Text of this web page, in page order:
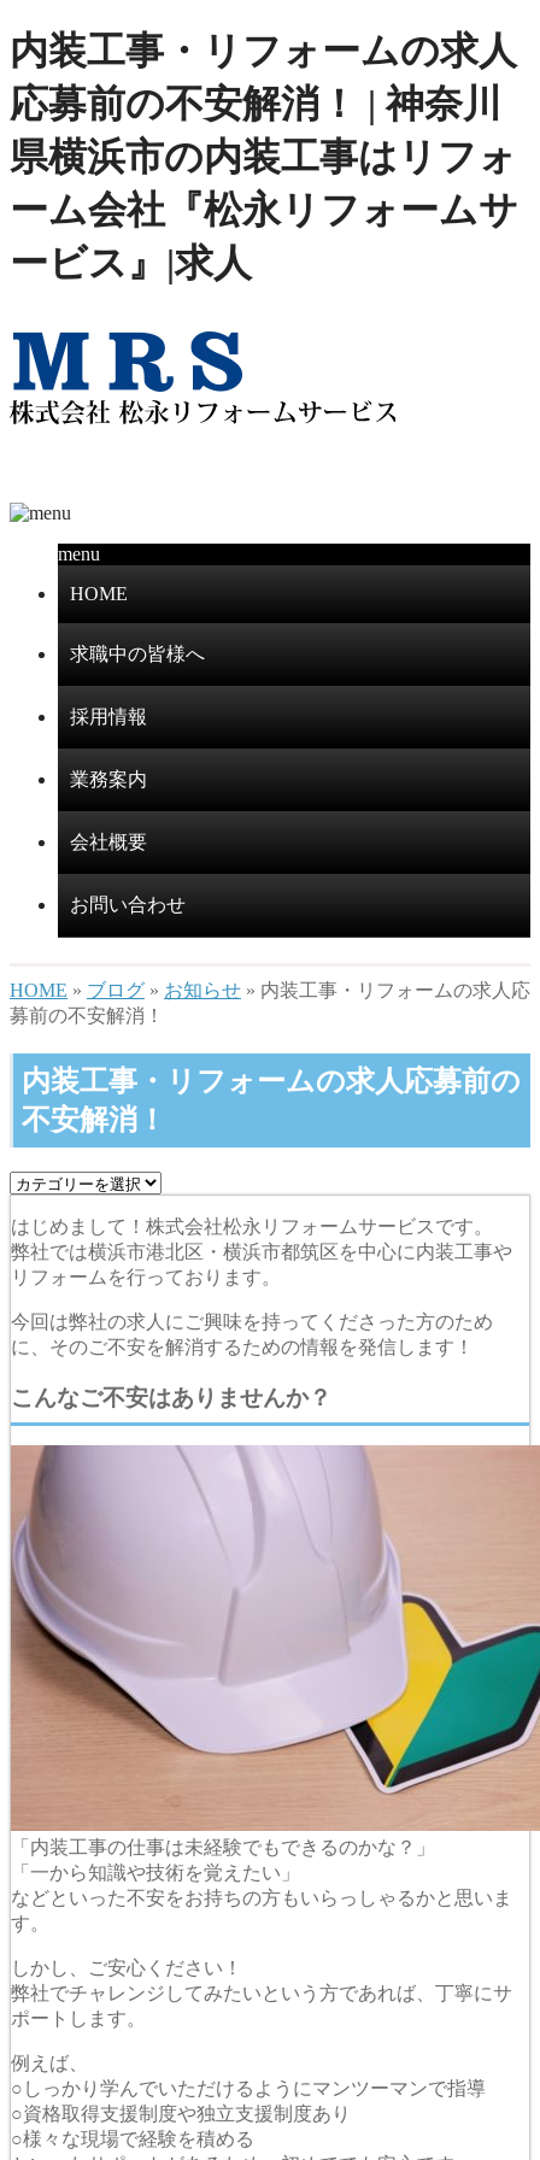
内装工事・リフォームの求人
応募前の不安解消！ | 神奈川
県横浜市の内装工事はリフォ
ーム会社『松永リフォームサ
ービス』|求人
menu
HOME
求職中の皆様へ
採用情報
業務案内
会社概要
お問い合わせ
HOME » ブログ » お知らせ » 内装工事・リフォームの求人応
募前の不安解消！
内装工事・リフォームの求人応募前の
不安解消！
はじめまして！株式会社松永リフォームサービスです。
弊社では横浜市港北区・横浜市都筑区を中心に内装工事や
リフォームを行っております。
今回は弊社の求人にご興味を持ってくださった方のため
に、そのご不安を解消するための情報を発信します！
こんなご不安はありませんか？
「内装工事の仕事は未経験でもできるのかな？」
「一から知識や技術を覚えたい」
などといった不安をお持ちの方もいらっしゃるかと思いま
す。
しかし、ご安心ください！
弊社でチャレンジしてみたいという方であれば、丁寧にサ
ポートします。
例えば、
○しっかり学んでいただけるようにマンツーマンで指導
○資格取得支援制度や独立支援制度あり
○様々な現場で経験を積める